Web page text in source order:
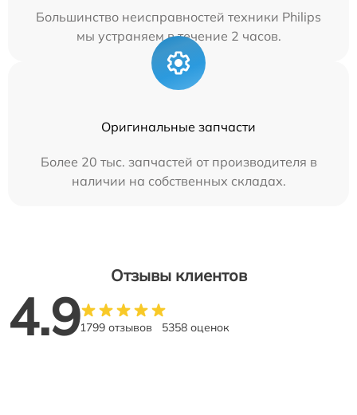
Большинство неисправностей техники Philips
мы устраняем в течение 2 часов.
Оригинальные запчасти
Более 20 тыс. запчастей от производителя в
наличии на собственных складах.
Отзывы клиентов
4.91799 отзывов 5358 оценок